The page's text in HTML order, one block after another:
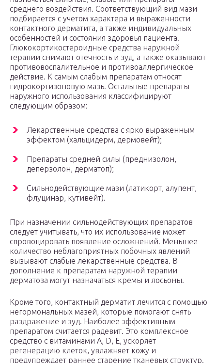
среднего воздействия. Соответствующий вид мази
подбирается с учетом характера и выраженности
контактного дерматита, а также индивидуальных
особенностей и состояния здоровья пациента.
Глюкокортикостероидные средства наружной
терапии снимают отечность и зуд, а также оказывают
противовоспалительное и противоаллергическое
действие. К самым слабым препаратам относят
гидрокортизоновую мазь. Остальные препараты
наружного использования классифицируют
следующим образом:
Лекарственные средства с ярко выраженным
эффектом (хальцидерм, дермовейт);
Препараты средней силы (преднизолон,
деперзолон, дерматоп);
Сильнодействующие мази (латикорт, алупент,
флуцинар, кутивейт).
При назначении сильнодействующих препаратов
следует учитывать, что их использование может
спровоцировать появление осложнений. Меньшее
количество неблагоприятных побочных явлений
вызывают слабые лекарственные средства. В
дополнение к препаратам наружной терапии
дерматоза могут назначаться кремы и лосьоны.
Кроме того, контактный дерматит лечится с помощью
негормональных мазей, которые помогают снять
раздражение и зуд. Наиболее эффективным
препаратом считается радевит. Это комплексное
средство с витаминами A, D, E, ускоряет
регенерацию клеток, увлажняет кожу и
предупреждает раннее старение тканевых структур.